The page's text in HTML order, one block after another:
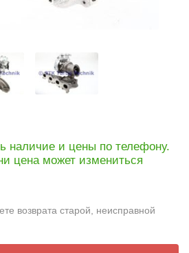
наличие и цены по телефону.
цена может измениться
возврата старой, неисправной